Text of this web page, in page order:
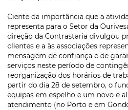
Ciente da importância que a
representa para o Setor da
direção da Contrastaria divulgou
clientes e a às associações
mensagem de confiança e de
serviços neste período de
reorganização dos horários de
partir do dia 28 de setembro, o
equipas em espelho e um novo e
atendimento (no Porto e em